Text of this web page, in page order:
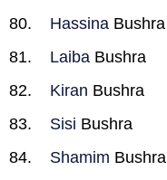
Hassina Bushra
Laiba Bushra
Kiran Bushra
Sisi Bushra
Shamim Bushra